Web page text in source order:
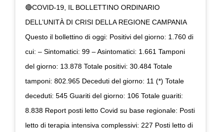
🔴COVID-19, IL BOLLETTINO ORDINARIO
DELL’UNITÀ DI CRISI DELLA REGIONE CAMPANIA
Questo il bollettino di oggi: Positivi del giorno: 1.760 di
cui: – Sintomatici: 99 – Asintomatici: 1.661 Tamponi
del giorno: 13.878 Totale positivi: 30.484 Totale
tamponi: 802.965 Deceduti del giorno: 11 (*) Totale
deceduti: 545 Guariti del giorno: 106 Totale guariti:
8.838 Report posti letto Covid su base regionale: Posti
letto di terapia intensiva complessivi: 227 Posti letto di